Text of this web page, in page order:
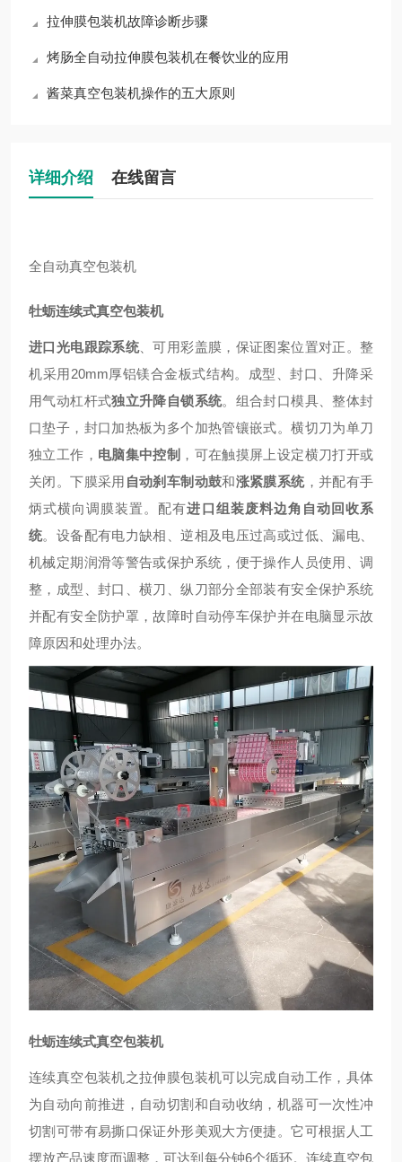
拉伸膜包装机故障诊断步骤
烤肠全自动拉伸膜包装机在餐饮业的应用
酱菜真空包装机操作的五大原则
详细介绍 在线留言
全自动真空包装机
牡蛎连续式真空包装机
进口光电跟踪系统、可用彩盖膜，保证图案位置对正。整
机采用 20mm厚铝镁合金板式结构。成型、封口、升降采
用气动杠杆式独立升降自锁系统。组合封口模具、整体封
口垫子，封口加热板为多个加热管镶嵌式。横切刀为单刀
独立工作， 电脑集中控制 ，可在触摸屏上设定横刀打开或
关闭。下膜采用 自动刹车制动鼓和涨紧膜系统，并配有手
炳式横向调膜装置。配有进口组装废料边角自动回收系
统。设备配有电力缺相、逆相及电压过高或过低、漏电、
机械定期润滑等警告或保护系统，便于操作人员使用、调
整，成型、封口、横刀、纵刀部分全部装有安全保护系统
并配有安全防护罩，故障时自动停车保护并在电脑显示故
障原因和处理办法。
牡蛎连续式真空包装机
连续真空包装机之拉伸膜包装机可以完成自动工作，具体
为自动向前推进，自动切割和自动收纳，机器可一次性冲
切割可带有易撕口保证外形美观大方便捷。它可根据人工
摆放产品速度而调整，可达到每分钟6个循环。连续真空包